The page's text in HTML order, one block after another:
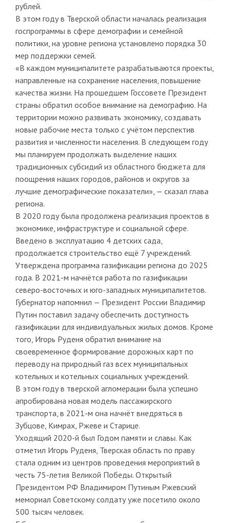
рублей.
В этом году в Тверской области началась реализация
госпрограммы в сфере демографии и семейной
политики, на уровне региона установлено порядка 30
мер поддержки семей.
«В каждом муниципалитете разрабатываются проекты,
направленные на сохранение населения, повышение
качества жизни. На прошедшем Госсовете Президент
страны обратил особое внимание на демографию. На
территории можно развивать экономику, создавать
новые рабочие места только с учётом перспектив
развития и численности населения. В следующем году
мы планируем продолжать выделение наших
традиционных субсидий из областного бюджета для
поощрения наших городов, районов и округов за
лучшие демографические показатели», — сказал глава
региона.
В 2020 году была продолжена реализация проектов в
экономике, инфраструктуре и социальной сфере.
Введено в эксплуатацию 4 детских сада,
продолжается строительство ещё 7 учреждений.
Утверждена программа газификации региона до 2025
года. В 2021-м начнётся работа по газификации
северо-восточных и юго-западных муниципалитетов.
Губернатор напомнил — Президент России Владимир
Путин поставил задачу обеспечить доступность
газификации для индивидуальных жилых домов. Кроме
того, Игорь Руденя обратил внимание на
своевременное формирование дорожных карт по
переводу на природный газ всех муниципальных
котельных и котельных социальных учреждений.
В этом году в тверской агломерации была успешно
апробирована новая модель пассажирского
транспорта, в 2021-м она начнёт внедряться в
Зубцове, Кимрах, Ржеве и Старице.
Уходящий 2020-й был Годом памяти и славы. Как
отметил Игорь Руденя, Тверская область по праву
стала одним из центров проведения мероприятий в
честь 75-летия Великой Победы. Открытый
Президентом РФ Владимиром Путиным Ржевский
мемориал Советскому солдату уже посетило около
500 тысяч человек.